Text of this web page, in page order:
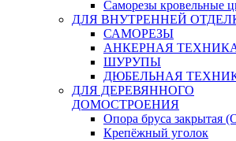
Саморезы кровельные
ДЛЯ ВНУТРЕННЕЙ
САМОРЕЗЫ
АНКЕРНАЯ
ШУРУПЫ
ДЮБЕЛЬНАЯ
ДЛЯ ДЕРЕВЯННОГО
ДОМОСТРОЕНИЯ
Опора бруса закрытая
Крепёжный уголок